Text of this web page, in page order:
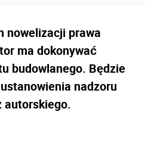
nowelizacji prawa
ma dokonywać
budowlanego. Będzie
nadzoru
autorskiego.